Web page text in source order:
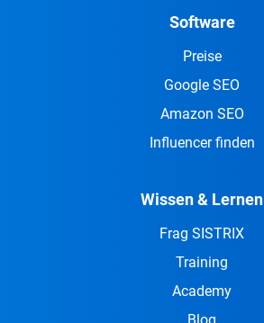
Software
Preise
Google SEO
Amazon SEO
Influencer finden
Wissen & Lernen
Frag SISTRIX
Training
Academy